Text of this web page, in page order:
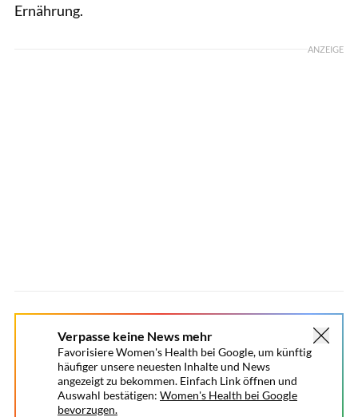
Ernährung.
ANZEIGE
Verpasse keine News mehr
Favorisiere Women's Health bei Google, um künftig
häufiger unsere neuesten Inhalte und News
angezeigt zu bekommen. Einfach Link öffnen und
Auswahl bestätigen: Women's Health bei Google
bevorzugen.